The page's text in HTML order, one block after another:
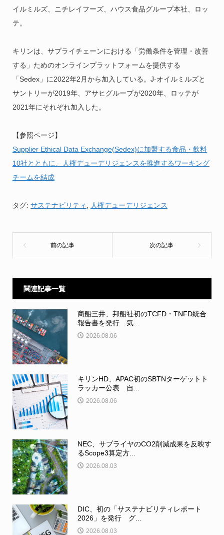
イルミルズ、ニチレイフーズ、ハウス食品グループ本社、ロッ
テ。
キリンは、サプライチェーンにおける「労働条件を管理・改善
する」ためのオンラインプラットフォームを提供する
「Sedex」に2022年2月から加入している。J-オイルミルズと
サントリーが2019年、アサヒグループが2020年、ロッテが
2021年にそれぞれ加入した。
【参照ページ】
Supplier Ethical Data Exchange(Sedex)に加盟する食品・飲料
10社とともに、人権デューデリジェンスを推進するワーキング
チームを結成
タグ: サステナビリティ 人権デューデリジェンス
関連記事一覧
商船三井、邦船社初のTCFD・TNFD統合
報告書を発行 気...
2026.08.06
キリンHD、APAC初のSBTNターゲットト
ラッカー公表 自...
2026.08.06
NEC、サプライヤのCO2削減成果を反映す
るScope3算定方...
2026.08.03
DIC、初の「サステナビリティレポート
2026」を発行 グ...
2026.08.03